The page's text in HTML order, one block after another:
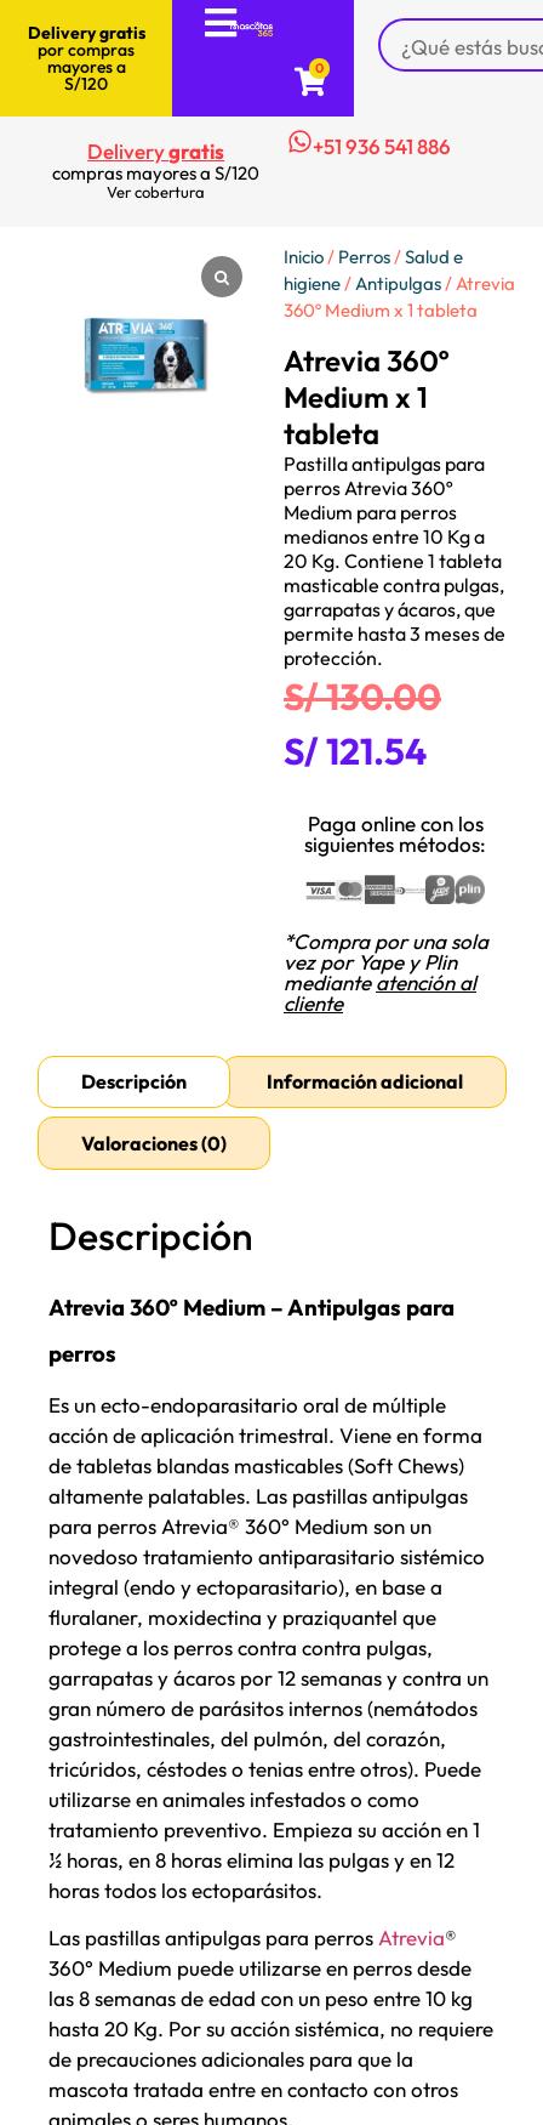
Delivery gratis
por compras
mayores a
S/120
0
Deliverygratis
compras mayores a S/120
Ver cobertura
+51 936 541 886
Inicio/ Perros/Salud e
higiene/Antipulgas/ Atrevia
360º Medium x 1 tableta
Atrevia 360º
Medium x 1
tableta
Pastilla antipulgas para
perros Atrevia 360º
Medium para perros
medianos entre 10 Kg a
20 Kg. Contiene 1 tableta
masticable contra pulgas,
garrapatas y ácaros, que
permite hasta 3 meses de
protección.
S/130.00
S/121.54
Paga online con los
siguientes métodos:
*Compra por una sola
vez por Yape y Plin
medianteatención al
cliente
Descripción Información adicional
Valoraciones (0)
Descripción
Atrevia 360º Medium – Antipulgas para
perros
Es un ecto-endoparasitario oral de múltiple
acción de aplicación trimestral. Viene en forma
de tabletas blandas masticables (Soft Chews)
altamente palatables. Las pastillas antipulgas
para perros Atrevia® 360° Medium son un
novedoso tratamiento antiparasitario sistémico
integral (endo y ectoparasitario), en base a
fluralaner, moxidectina y praziquantel que
protege a los perros contra contra pulgas,
garrapatas y ácaros por 12 semanas y contra un
gran número de parásitos internos (nemátodos
gastrointestinales, del pulmón, del corazón,
tricúridos, céstodes o tenias entre otros). Puede
utilizarse en animales infestados o como
tratamiento preventivo. Empieza su acción en 1
½ horas, en 8 horas elimina las pulgas y en 12
horas todos los ectoparásitos.
Las pastillas antipulgas para perrosAtrevia®
360° Medium puede utilizarse en perros desde
las 8 semanas de edad con un peso entre 10 kg
hasta 20 Kg. Por su acción sistémica, no requiere
de precauciones adicionales para que la
mascota tratada entre en contacto con otros
animales o seres humanos.